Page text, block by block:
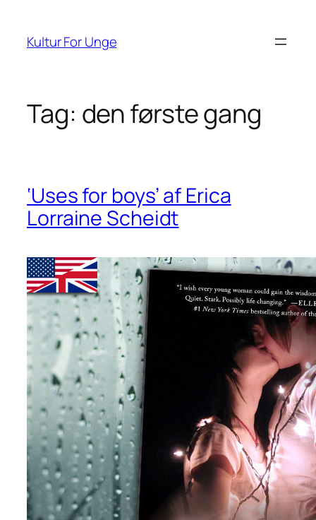
indhold
Kultur For Unge
Tag: den første gang
‘Uses for boys’ af Erica
Lorraine Scheidt